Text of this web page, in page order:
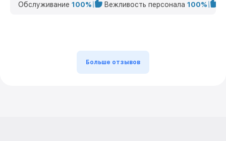
Обслуживание 100% Вежливость персонала 100%
Больше отзывов